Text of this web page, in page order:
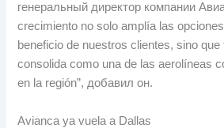
генеральный директор компании
crecimiento no solo amplía las
beneficio de nuestros clientes,sino que
consolida como una de las aerolíneas
en la región”, добавил он.
Avianca ya vuela a Dallas